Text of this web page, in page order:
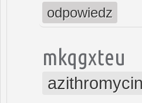
odpowiedz
mkqgxteu